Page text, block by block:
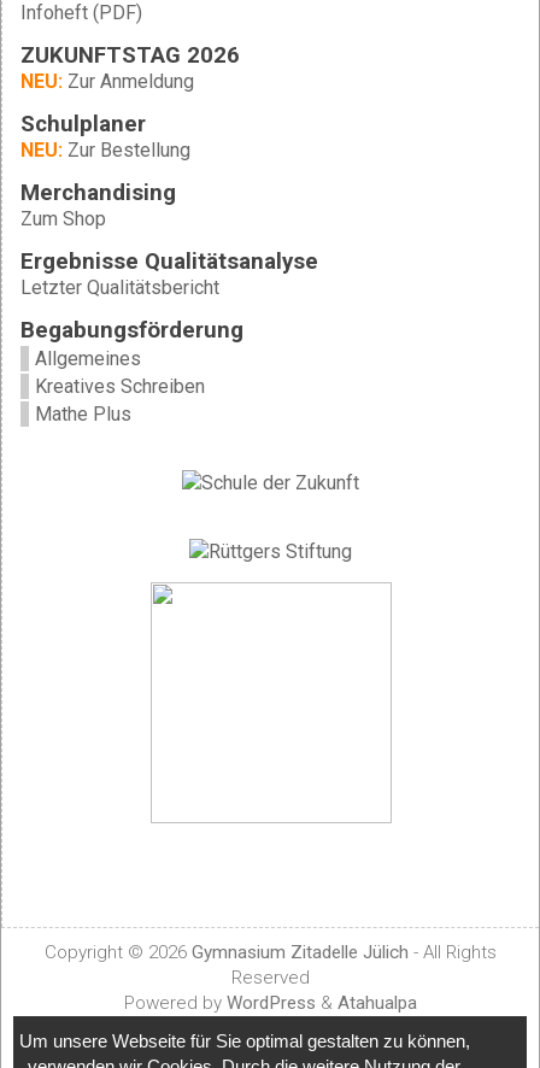
Infoheft (PDF)
ZUKUNFTSTAG 2026
NEU: Zur Anmeldung
Schulplaner
NEU: Zur Bestellung
Merchandising
Zum Shop
Ergebnisse Qualitätsanalyse
Letzter Qualitätsbericht
Begabungsförderung
Allgemeines
Kreatives Schreiben
Mathe Plus
Copyright © 2026 Gymnasium Zitadelle Jülich - All Rights
Reserved
Powered by WordPress & Atahualpa
Um unsere Webseite für Sie optimal gestalten zu können,